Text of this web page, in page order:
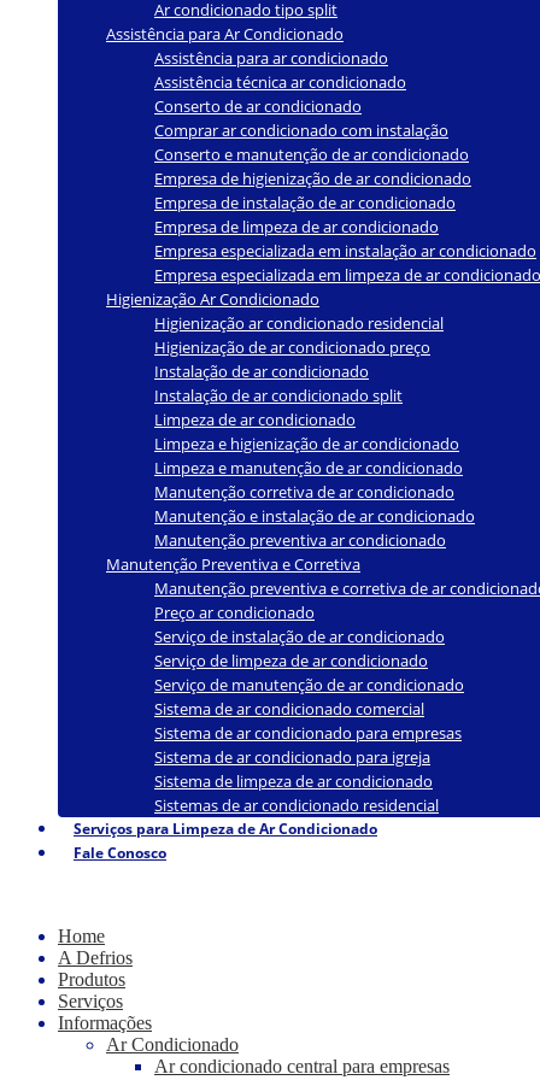
Ar condicionado tipo split
Assistência para Ar Condicionado
Assistência para ar condicionado
Assistência técnica ar condicionado
Conserto de ar condicionado
Comprar ar condicionado com instalação
Conserto e manutenção de ar condicionado
Empresa de higienização de ar condicionado
Empresa de instalação de ar condicionado
Empresa de limpeza de ar condicionado
Empresa especializada em instalação ar condicionado
Empresa especializada em limpeza de ar condicionado
Higienização Ar Condicionado
Higienização ar condicionado residencial
Higienização de ar condicionado preço
Instalação de ar condicionado
Instalação de ar condicionado split
Limpeza de ar condicionado
Limpeza e higienização de ar condicionado
Limpeza e manutenção de ar condicionado
Manutenção corretiva de ar condicionado
Manutenção e instalação de ar condicionado
Manutenção preventiva ar condicionado
Manutenção Preventiva e Corretiva
Manutenção preventiva e corretiva de ar
Preço ar condicionado
Serviço de instalação de ar condicionado
Serviço de limpeza de ar condicionado
Serviço de manutenção de ar condicionado
Sistema de ar condicionado comercial
Sistema de ar condicionado para empresas
Sistema de ar condicionado para igreja
Sistema de limpeza de ar condicionado
Sistemas de ar condicionado residencial
Serviços para Limpeza de Ar Condicionado
Fale Conosco
Home
A Defrios
Produtos
Serviços
Informações
Ar Condicionado
Ar condicionado central para empresas